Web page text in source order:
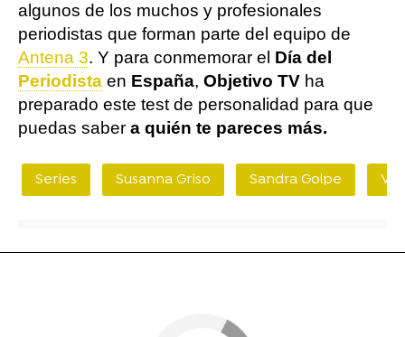
algunos de los muchos y profesionales
periodistas que forman parte del equipo de
Antena 3. Y para conmemorar el Día del
Periodista en España, Objetivo TV ha
preparado este test de personalidad para que
puedas saber a quién te pareces más.
Series Susanna Griso Sandra Golpe